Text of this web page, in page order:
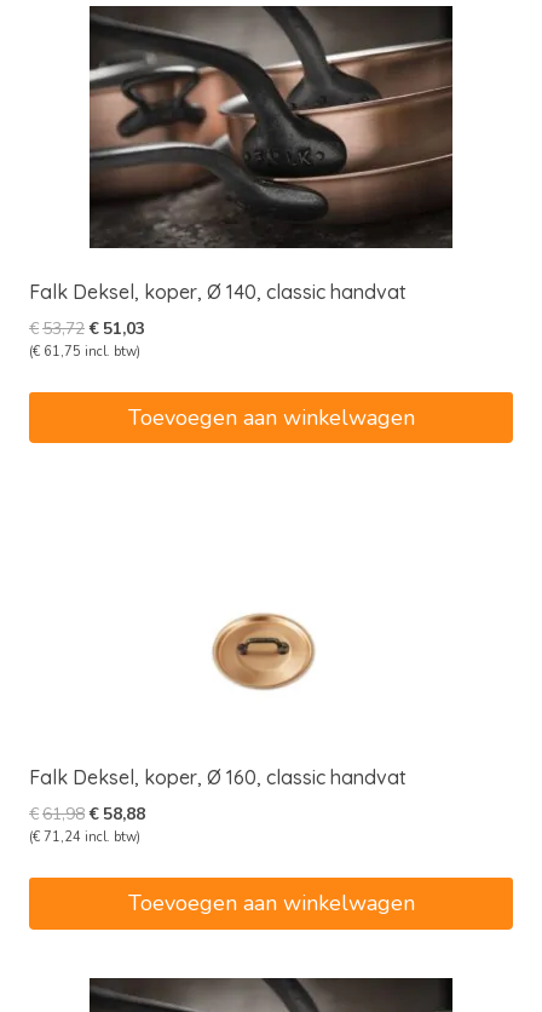
Falk Deksel, koper, Ø 140, classic handvat
€53,72Oorspronkelijke
prijs
€53,72.
€ 51,03
(€ 61,75 incl. btw)
Toevoegen aan winkelwagen
Falk Deksel, koper, Ø 160, classic handvat
€61,98Oorspronkelijke
prijs
€61,98.
€ 58,88Huidige
(€ 71,24 incl. btw)
Toevoegen aan winkelwagen